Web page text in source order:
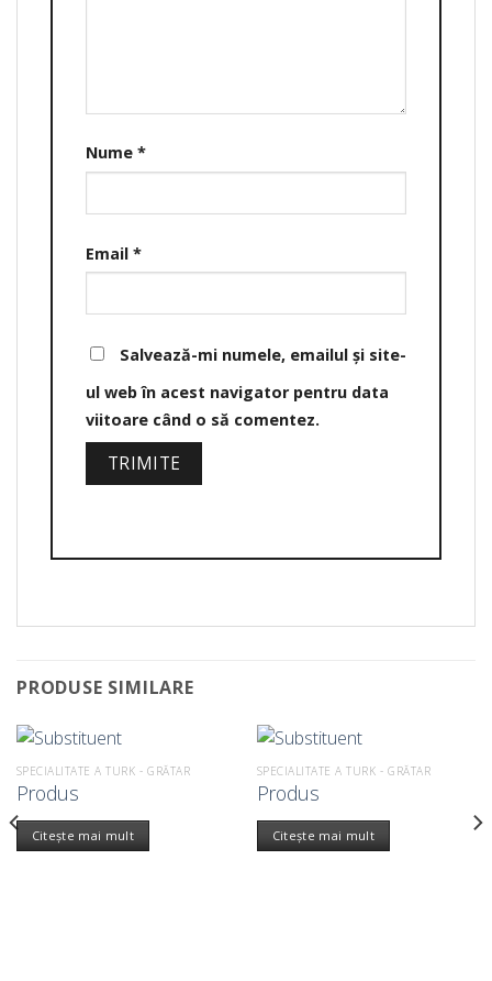
Nume *
Email *
Salvează-mi numele, emailul și site-
ul web în acest navigator pentru data
viitoare când o să comentez.
PRODUSE SIMILARE
SPECIALITATE A TURK - GRĂTAR
Produs
Citește mai mult
SPECIALITATE A TURK - GRĂTAR
Produs
Citește mai mult